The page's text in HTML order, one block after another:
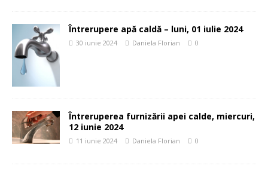
Întrerupere apă caldă – luni, 01 iulie 2024
30 iunie 2024 Daniela Florian 0
Întreruperea furnizării apei calde, miercuri,
12 iunie 2024
11 iunie 2024 Daniela Florian 0